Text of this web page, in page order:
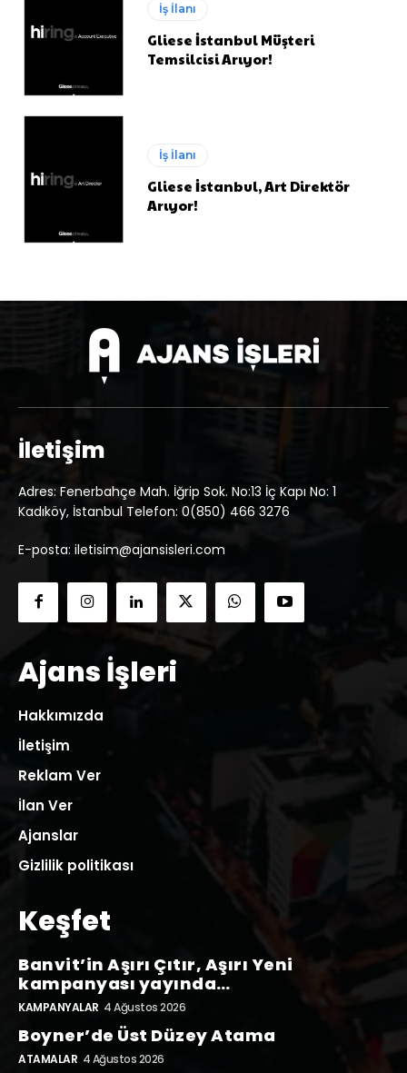
İş İlanı
Gliese İstanbul Müşteri
Temsilcisi Arıyor!
İş İlanı
Gliese İstanbul, Art Direktör
Arıyor!
İletişim
Adres: Fenerbahçe Mah. İğrip Sok. No:13 İç Kapı No: 1
Kadıköy, İstanbul Telefon: 0(850) 466 3276
E-posta: iletisim@ajansisleri.com
Ajans İşleri
Hakkımızda
İletişim
Reklam Ver
İlan Ver
Ajanslar
Gizlilik politikası
Keşfet
Banvit’in Aşırı Çıtır, Aşırı Yeni
kampanyası yayında…
KAMPANYALAR 4 Ağustos 2026
Boyner’de Üst Düzey Atama
ATAMALAR 4 Ağustos 2026